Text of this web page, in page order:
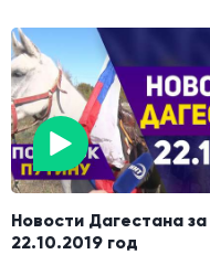
Новости Дагестана за
22.10.2019 год